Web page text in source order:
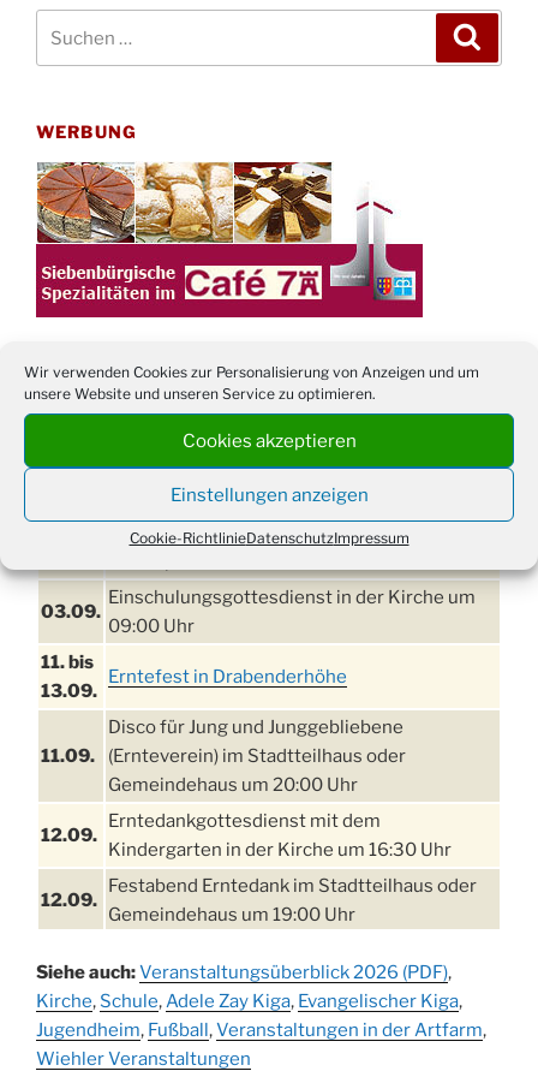
Wir verwenden Cookies zur Personalisierung von Anzeigen und um
unsere Website und unseren Service zu optimieren.
Cookies akzeptieren
Einstellungen anzeigen
Cookie-RichtlinieDatenschutzImpressum
WERBUNG
TERMINE
21. bis Sommerfreizeit der Ev. Jugend in Berlin für
Kinder ab 13 Jahren
Damen Doppel - Turnier des TC77 am
03.09.
Einschulungsgottesdienst in der Kirche um
09:00 Uhr
11. bis
13.09.
Erntefest in Drabenderhöhe
11.09.
Disco für Jung und Junggebliebene
(Ernteverein) im Stadtteilhaus oder
Gemeindehaus um 20:00 Uhr
12.09.
Erntedankgottesdienst mit dem
Kindergarten in der Kirche um 16:30 Uhr
12.09.
Festabend Erntedank im Stadtteilhaus oder
Gemeindehaus um 19:00 Uhr
13.09.
Stadtteilhaus um 14:00 Uhr
19.09.
Schlagerabend im Stadtteilhaus
Drabenderhöhe
Siehe auch:Veranstaltungsüberblick 2026 (PDF),
Kirche, Schule, Adele Zay Kiga, Evangelischer Kiga,
Jugendheim, Fußball,Veranstaltungen in der Artfarm,
Wiehler Veranstaltungen